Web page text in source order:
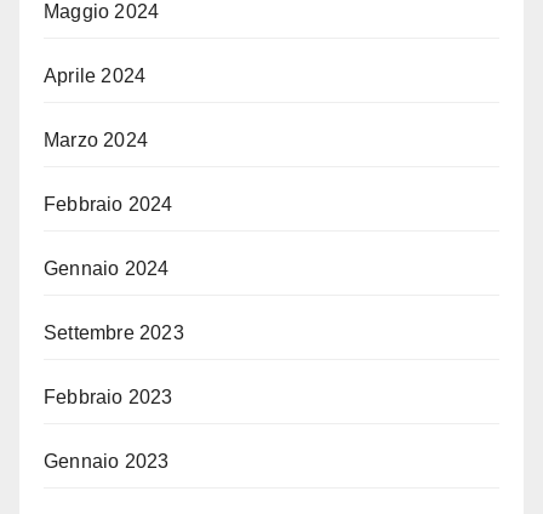
Maggio 2024
Aprile 2024
Marzo 2024
Febbraio 2024
Gennaio 2024
Settembre 2023
Febbraio 2023
Gennaio 2023